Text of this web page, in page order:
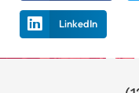
LinkedIn